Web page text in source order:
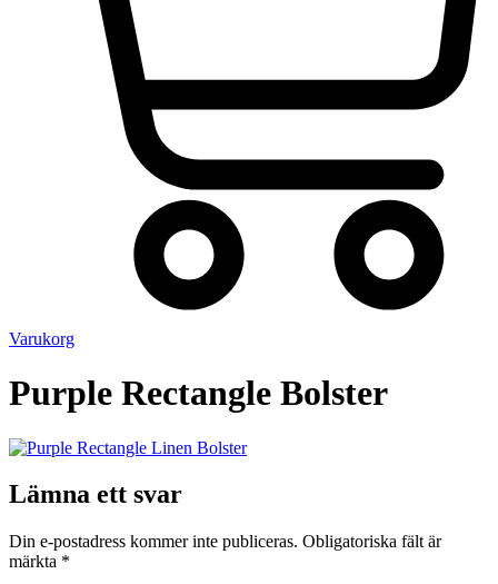
Varukorg
Purple Rectangle Bolster
Lämna ett svar
Din e-postadress kommer inte publiceras. Obligatoriska fält är
märkta *